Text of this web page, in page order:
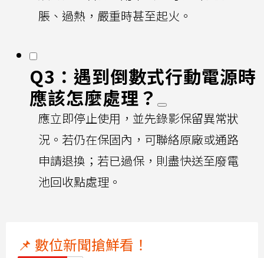
脹、過熱，嚴重時甚至起火。
Q3：遇到倒數式行動電源時
應該怎麼處理？
應立即停止使用，並先錄影保留異常狀
況。若仍在保固內，可聯絡原廠或通路
申請退換；若已過保，則盡快送至廢電
池回收點處理。
📌 數位新聞搶鮮看！